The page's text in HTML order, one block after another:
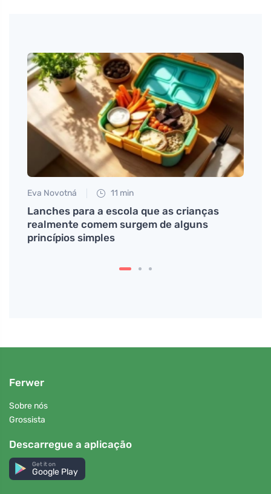
Eva Novotná 11 min
Lanches para a escola que as crianças
realmente comem surgem de alguns
princípios simples
Ferwer
Sobre nós
Grossista
Descarregue a aplicação
Get it on
Google Play